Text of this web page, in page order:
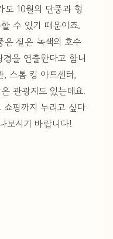
도 10월의 단풍과 형
수 있기 때문이죠.
은 짙은 녹색의 호수
을 연출한다고 합니
스톰 킹 아트센터,
관광지도 있는데요.
핑까지 누리고 싶다
보시기 바랍니다!